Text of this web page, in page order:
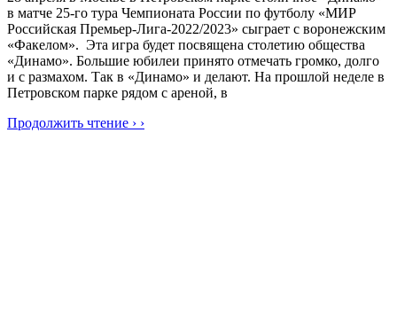
в матче 25-го тура Чемпионата России по футболу «МИР
Российская Премьер-Лига-2022/2023» сыграет с воронежским
«Факелом». Эта игра будет посвящена столетию общества
«Динамо». Большие юбилеи принято отмечать громко, долго
и с размахом. Так в «Динамо» и делают. На прошлой неделе в
Петровском парке рядом с ареной, в
Продолжить чтение › ›